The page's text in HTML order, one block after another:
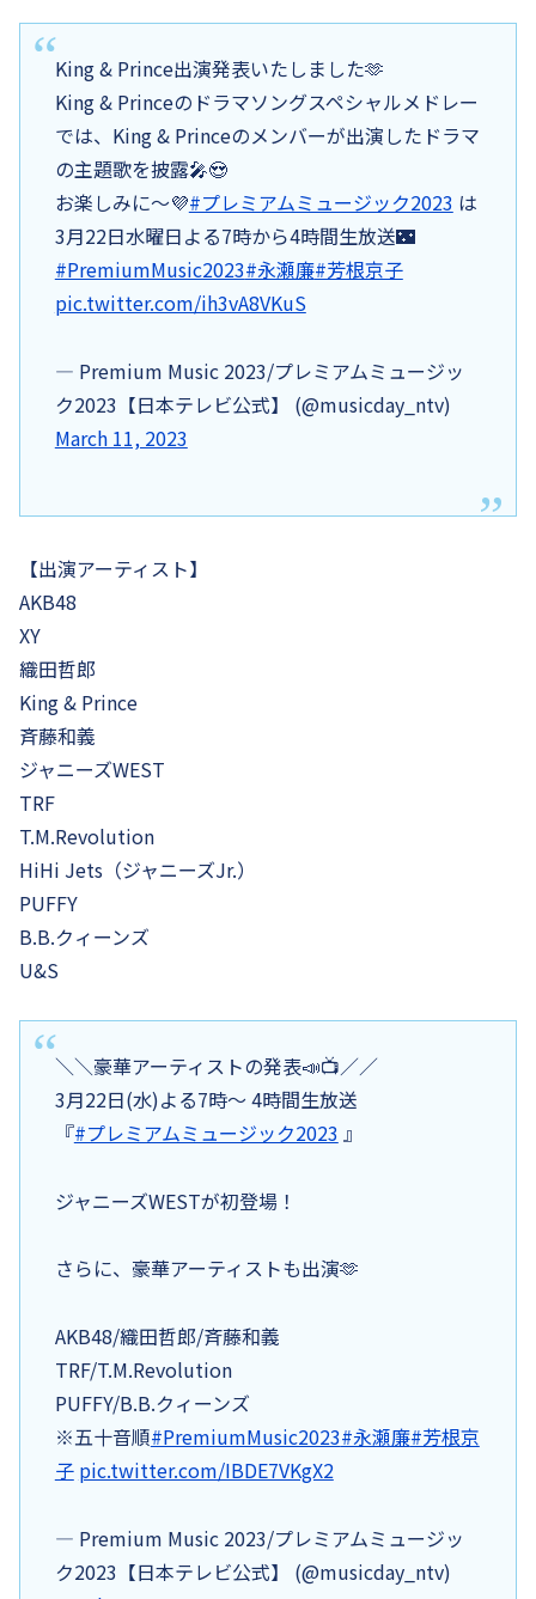
King & Prince出演発表いたしました🫶
King & Princeのドラマソングスペシャルメドレー
では、King & Princeのメンバーが出演したドラマ
の主題歌を披露🎤😍
お楽しみに〜💜#プレミアムミュージック2023 は
3月22日水曜日よる7時から4時間生放送🌃
#PremiumMusic2023#永瀬廉#芳根京子
pic.twitter.com/ih3vA8VKuS
— Premium Music 2023/プレミアムミュージッ
ク2023【日本テレビ公式】 (@musicday_ntv)
March 11, 2023
【出演アーティスト】
AKB48
XY
織田哲郎
King & Prince
斉藤和義
ジャニーズWEST
TRF
T.M.Revolution
HiHi Jets（ジャニーズJr.）
PUFFY
B.B.クィーンズ
U&S
＼＼豪華アーティストの発表📣📺／／
3月22日(水)よる7時～ 4時間生放送
『#プレミアムミュージック2023 』
ジャニーズWESTが初登場！
さらに、豪華アーティストも出演🫶
AKB48/織田哲郎/斉藤和義
TRF/T.M.Revolution
PUFFY/B.B.クィーンズ
※五十音順#PremiumMusic2023#永瀬廉#芳根京
子 pic.twitter.com/IBDE7VKgX2
— Premium Music 2023/プレミアムミュージッ
ク2023【日本テレビ公式】 (@musicday_ntv)